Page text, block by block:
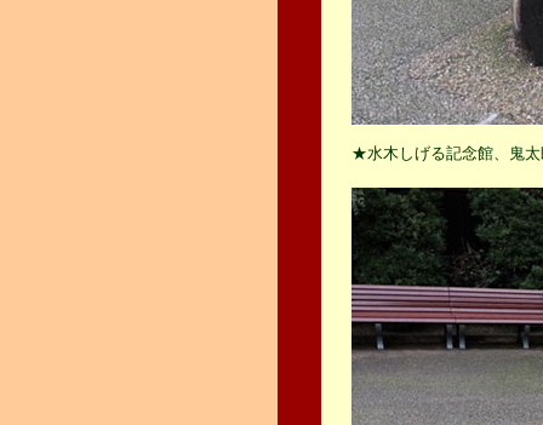
★水木しげる記念館、鬼